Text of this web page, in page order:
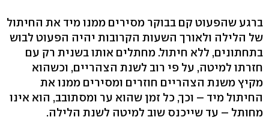
ברגע שהפעוט קם בבוקר מסירים ממנו מיד את החיתול
של הלילה ולאורך השעות הקרובות יהיה הפעוט לבוש
בתחתונים, ללא חיתול. מחתלים אותו בשנית רק עם
חזרתו למיטה, על פי רוב לשנת הצהריים, וכשהוא
מקיץ משנת הצהריים חוזרים ומסירים ממנו את
החיתול מיד – וכך, כל זמן שהוא ער ומסתובב, הוא אינו
מחותל – עד שייכנס שוב למיטה לשנת הלילה.